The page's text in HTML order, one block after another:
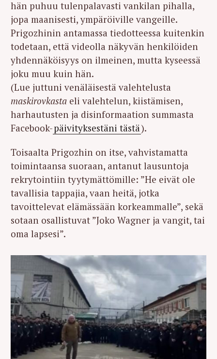
hän puhuu tulenpalavasti vankilan pihalla,
jopa maanisesti, ympäröiville vangeille.
Prigozhinin antamassa tiedotteessa kuitenkin
todetaan, että videolla näkyvän henkilöiden
yhdennäköisyys on ilmeinen, mutta kyseessä
joku muu kuin hän.
(Lue juttuni venäläisestä valehtelusta
maskirovkasta eli valehtelun, kiistämisen,
harhautusten ja disinformaation summasta
Facebook-päivityksestäni tästä).
Toisaalta Prigozhin on itse, vahvistamatta
toimintaansa suoraan, antanut lausuntoja
rekrytointiin tyytymättömille: ”He eivät ole
tavallisia tappajia, vaan heitä, jotka
tavoittelevat elämässään korkeammalle”, sekä
sotaan osallistuvat ”Joko Wagner ja vangit, tai
oma lapsesi”.